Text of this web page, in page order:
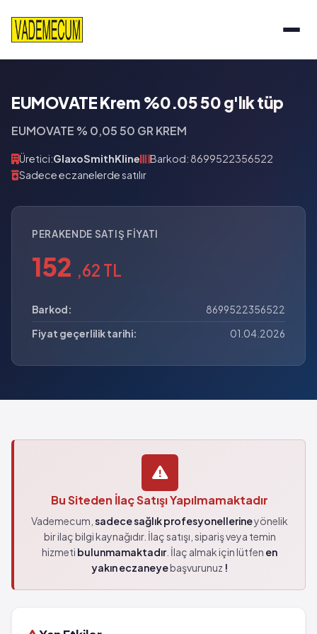
EUMOVATE Krem %0.05 50 g'lık tüp
EUMOVATE % 0,05 50 GR KREM
Üretici:GlaxoSmithKline
Barkod: 8699522356522
Sadece eczanelerde satılır
PERAKENDE SATIŞ FIYATI
152 ,62 TL
Barkod:
8699522356522
Fiyat geçerlilik tarihi:
01.04.2026
Bu Siteden İlaç Satışı Yapılmamaktadır
Vademecum, sadece sağlık profesyonellerineyönelik
bir ilaç bilgi kaynağıdır. İlaç satışı, sipariş veya temin
hizmeti bulunmamaktadır. İlaç almak için lütfen en
yakın eczaneyebaşvurunuz !